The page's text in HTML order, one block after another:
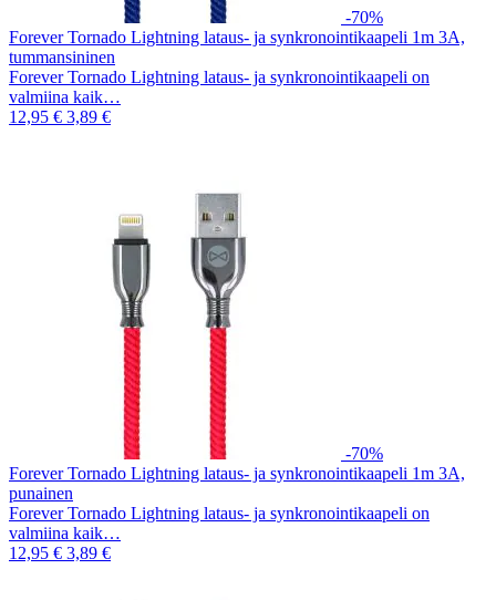
-70%
Forever Tornado Lightning lataus- ja synkronointikaapeli 1m 3A,
tummansininen
Forever Tornado Lightning lataus- ja synkronointikaapeli on
valmiina kaik…
12,95 € 3,89 €
-70%
Forever Tornado Lightning lataus- ja synkronointikaapeli 1m 3A,
punainen
Forever Tornado Lightning lataus- ja synkronointikaapeli on
valmiina kaik…
12,95 € 3,89 €